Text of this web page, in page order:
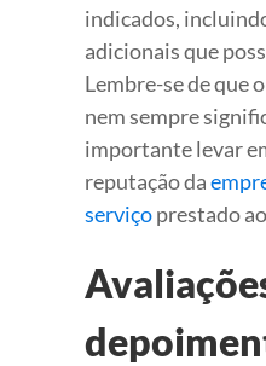
indicados,
adicionais que
Lembre-se de que
nem sempre
importante levar
reputação da
serviçoprestado